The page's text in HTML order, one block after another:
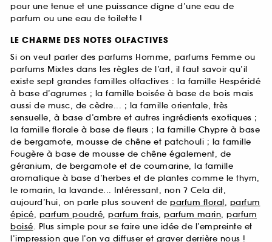
pour une tenue et une puissance digne d’une eau de
parfum ou une eau de toilette !
LE CHARME DES NOTES OLFACTIVES
Si on veut parler des parfums Homme, parfums Femme ou
parfums Mixtes dans les règles de l’art, il faut savoir qu’il
existe sept grandes familles olfactives : la famille Hespéridé
à base d’agrumes ; la famille boisée à base de bois mais
aussi de musc, de cèdre... ; la famille orientale, très
sensuelle, à base d’ambre et autres ingrédients exotiques ;
la famille florale à base de fleurs ; la famille Chypre à base
de bergamote, mousse de chêne et patchouli ; la famille
Fougère à base de mousse de chêne également, de
géranium, de bergamote et de coumarine, la famille
aromatique à base d’herbes et de plantes comme le thym,
le romarin, la lavande... Intéressant, non ? Cela dit,
aujourd’hui, on parle plus souvent de parfum floral, parfum
épicé, parfum poudré, parfum frais, parfum marin, parfum
boisé. Plus simple pour se faire une idée de l’empreinte et
l’impression que l’on va diffuser et graver derrière nous !